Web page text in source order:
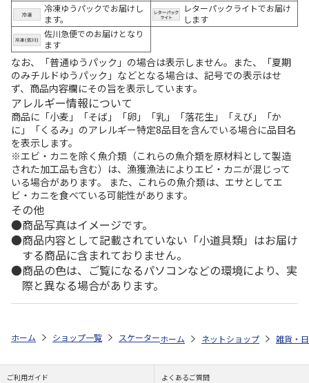
冷凍ゆうパックでお届けし
ます。
レターパックライトでお届け
します
佐川急便でのお届けとなり
ます
なお、「普通ゆうパック」の場合は表示しません。また、「夏期
のみチルドゆうパック」などとなる場合は、記号での表示はせ
ず、商品内容欄にその旨を表示しています。
アレルギー情報について
商品に「小麦」「そば」「卵」「乳」「落花生」「えび」「か
に」「くるみ」のアレルギー特定8品目を含んでいる場合に品目名
を表示します。
※エビ・カニを除く魚介類（これらの魚介類を原材料として製造
された加工品も含む）は、漁獲漁法によりエビ・カニが混じって
いる場合があります。 また、これらの魚介類は、エサとしてエ
ビ・カニを食べている可能性があります。
その他
商品写真はイメージです。
商品内容として記載されていない「小道具類」はお届け
する商品に含まれておりません。
商品の色は、ご覧になるパソコンなどの環境により、実
際と異なる場合があります。
ホーム ショップ一覧 スケーター 食洗機対応 2段ふわっと弁当箱 ハ
ホーム ネットショップ 雑貨・
ご利用ガイド よくあるご質問